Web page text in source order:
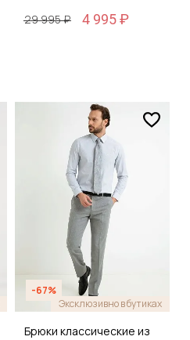
29 995 ₽
4 995 ₽
-67%
Эксклюзивно в бутиках
Брюки классические из